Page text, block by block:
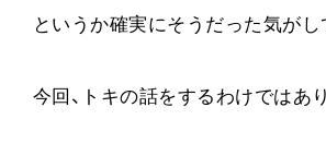
というか確実にそうだった気がし
今回、トキの話をするわけではあ